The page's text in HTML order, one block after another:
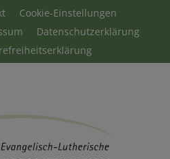
Cookie-Einstellungen
Datenschutzerklärung